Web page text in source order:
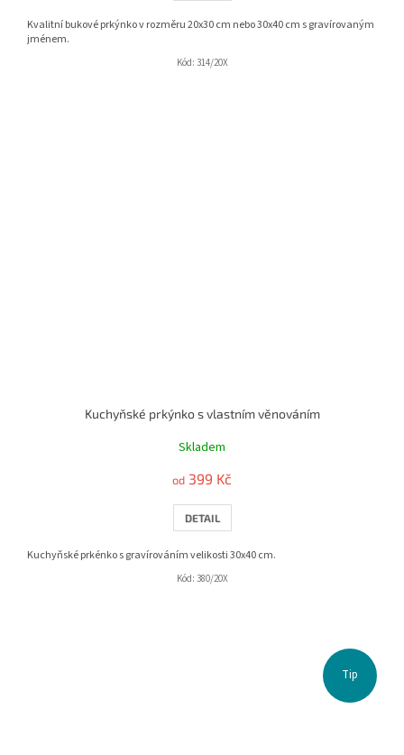
Kvalitní bukové prkýnko v rozměru 20x30 cm nebo 30x40 cm s gravírovaným
jménem.
Kód: 314/20X
Kuchyňské prkýnko s vlastním věnováním
Skladem
od 399 Kč
DETAIL
Kuchyňské prkénko s gravírováním velikosti 30x40 cm.
Kód: 380/20X
Tip